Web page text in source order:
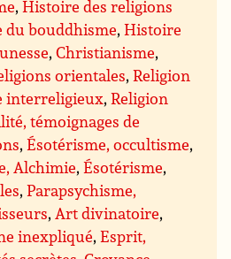
,Histoire des religions
du bouddhisme,Histoire
,Christianisme,
orientales,Religion
interreligieux,Religion
témoignages de
,Ésotérisme, occultisme,
Alchimie,Ésotérisme,
,Parapsychisme,
, Art divinatoire,
inexpliqué,Esprit,